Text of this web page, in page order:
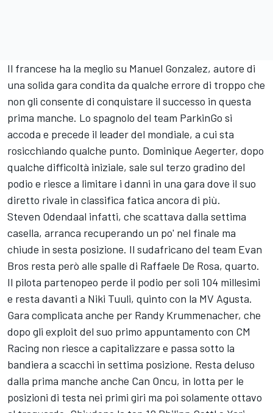
Il francese ha la meglio su Manuel Gonzalez, autore di
una solida gara condita da qualche errore di troppo che
non gli consente di conquistare il successo in questa
prima manche. Lo spagnolo del team ParkinGo si
accoda e precede il leader del mondiale, a cui sta
rosicchiando qualche punto. Dominique Aegerter, dopo
qualche difficoltà iniziale, sale sul terzo gradino del
podio e riesce a limitare i danni in una gara dove il suo
diretto rivale in classifica fatica ancora di più.
Steven Odendaal infatti, che scattava dalla settima
casella, arranca recuperando un po' nel finale ma
chiude in sesta posizione. Il sudafricano del team Evan
Bros resta però alle spalle di Raffaele De Rosa, quarto.
Il pilota partenopeo perde il podio per soli 104 millesimi
e resta davanti a Niki Tuuli, quinto con la MV Agusta.
Gara complicata anche per Randy Krummenacher, che
dopo gli exploit del suo primo appuntamento con CM
Racing non riesce a capitalizzare e passa sotto la
bandiera a scacchi in settima posizione. Resta deluso
dalla prima manche anche Can Oncu, in lotta per le
posizioni di testa nei primi giri ma poi solamente ottavo